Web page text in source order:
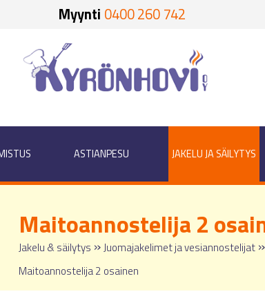
Myynti 0400 260 742
ASTIANPESU JAKELU JA SÄILYTYS
Maitoannostelija 2
Jakelu & säilytys »Juomajakelimet ja vesiannostelijat »
Maitoannostelija 2 osainen